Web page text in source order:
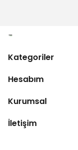
Kategoriler
Hesabım
Kurumsal
İletişim